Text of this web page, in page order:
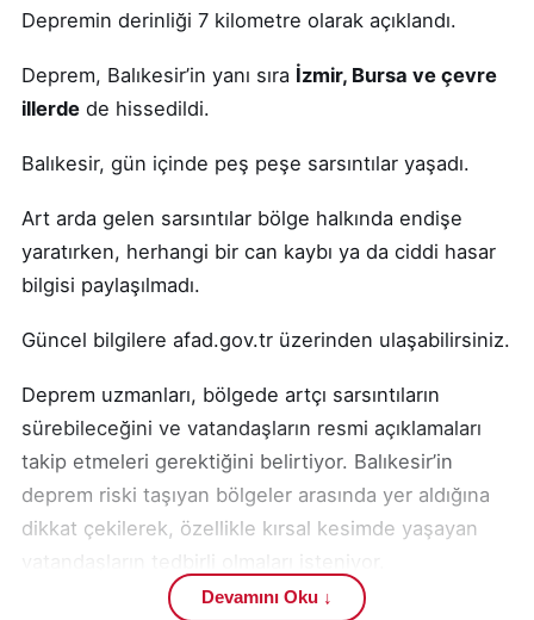
Depremin derinliği 7 kilometre olarak açıklandı.
Deprem, Balıkesir’in yanı sıra İzmir, Bursa ve çevre
illerde de hissedildi.
Balıkesir, gün içinde peş peşe sarsıntılar yaşadı.
Art arda gelen sarsıntılar bölge halkında endişe
yaratırken, herhangi bir can kaybı ya da ciddi hasar
bilgisi paylaşılmadı.
Güncel bilgilere afad.gov.tr üzerinden ulaşabilirsiniz.
Deprem uzmanları, bölgede artçı sarsıntıların
sürebileceğini ve vatandaşların resmi açıklamaları
takip etmeleri gerektiğini belirtiyor. Balıkesir’in
deprem riski taşıyan bölgeler arasında yer aldığına
dikkat çekilerek, özellikle kırsal kesimde yaşayan
Devamını Oku ↓